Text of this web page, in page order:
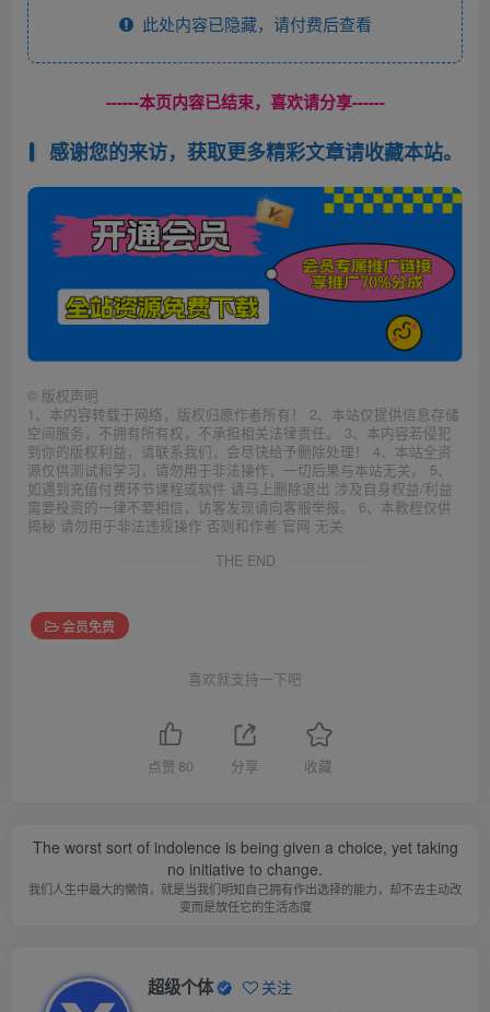
此处内容已隐藏，请付费后查看
------本页内容已结束，喜欢请分享------
感谢您的来访，获取更多精彩文章请收藏本站。
© 版权声明
1、本内容转载于网络，版权归原作者所有！ 2、本站仅提供信息存储
空间服务，不拥有所有权，不承担相关法律责任。 3、本内容若侵犯
到你的版权利益，请联系我们，会尽快给予删除处理！ 4、本站全资
源仅供测试和学习，请勿用于非法操作，一切后果与本站无关。 5、
如遇到充值付费环节课程或软件 请马上删除退出 涉及自身权益/利益
需要投资的一律不要相信，访客发现请向客服举报。 6、本教程仅供
揭秘 请勿用于非法违规操作 否则和作者 官网 无关
THE END
会员免费
喜欢就支持一下吧
点赞 80 分享 收藏
The worst sort of indolence is being given a choice, yet taking
no initiative to change.
我们人生中最大的懒惰，就是当我们明知自己拥有作出选择的能力，却不去主动改
变而是放任它的生活态度
超级个体 关注